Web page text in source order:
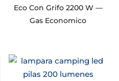
Eco Con Grifo 2200 W —
Gas Economico